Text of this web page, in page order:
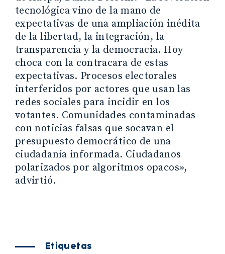
tecnológica vino de la mano de
expectativas de una ampliación inédita
de la libertad, la integración, la
transparencia y la democracia. Hoy
choca con la contracara de estas
expectativas. Procesos electorales
interferidos por actores que usan las
redes sociales para incidir en los
votantes. Comunidades contaminadas
con noticias falsas que socavan el
presupuesto democrático de una
ciudadanía informada. Ciudadanos
polarizados por algoritmos opacos»,
advirtió.
Etiquetas